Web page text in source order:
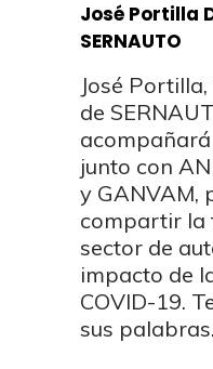
José Portilla
SERNAUTO
José
de
acompañará
junto con
y GANVAM,
compartir la
sector de
impacto de
COVID-19.
sus palabras.